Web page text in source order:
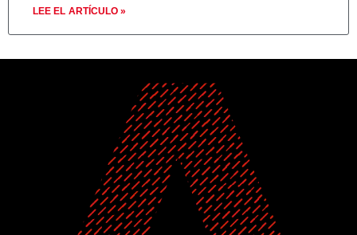
LEE EL ARTÍCULO »